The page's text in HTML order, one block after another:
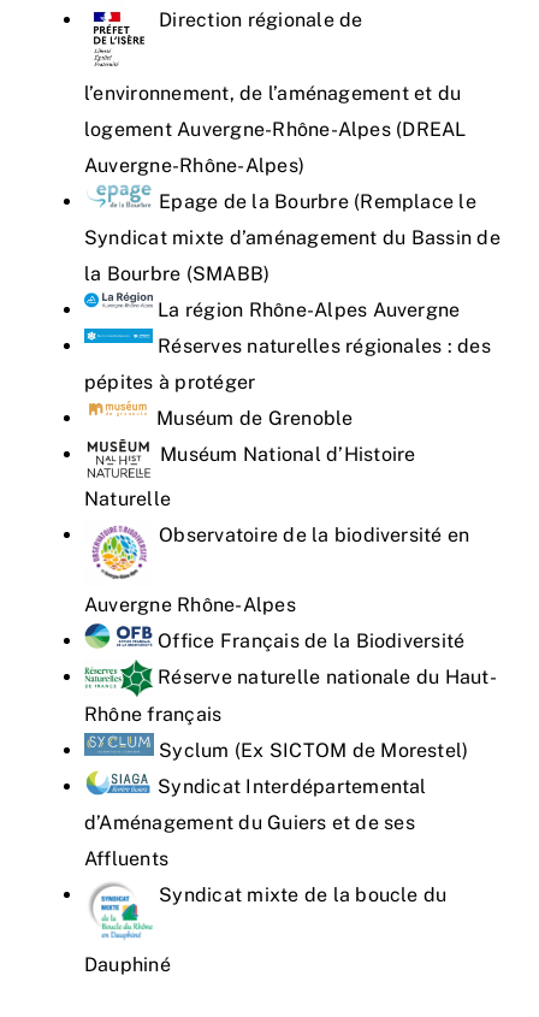
Direction régionale de
l’environnement, de l’aménagement et du
logement Auvergne-Rhône-Alpes (DREAL
Auvergne-Rhône-Alpes)
Epage de la Bourbre (Remplace le
Syndicat mixte d’aménagement du Bassin de
la Bourbre (SMABB)
La région Rhône-Alpes Auvergne
Réserves naturelles régionales : des
pépites à protéger
Muséum de Grenoble
Muséum National d’Histoire
Naturelle
Observatoire de la biodiversité en
Auvergne Rhône-Alpes
Office Français de la Biodiversité
Réserve naturelle nationale du Haut-
Rhône français
Syclum (Ex SICTOM de Morestel)
Syndicat Interdépartemental
d’Aménagement du Guiers et de ses
Affluents
Syndicat mixte de la boucle du
Dauphiné